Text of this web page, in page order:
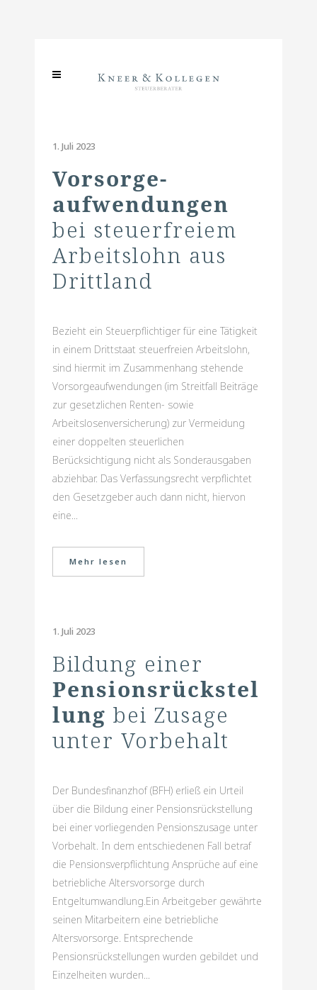
1. Juli 2023
Vorsorge­
aufwendungen
bei steuerfreiem
Arbeitslohn aus
Drittland
Bezieht ein Steuerpflichtiger für eine Tätigkeit
in einem Drittstaat steuerfreien Arbeitslohn,
sind hiermit im Zusammenhang stehende
Vorsorgeaufwendungen (im Streitfall Beiträge
zur gesetzlichen Renten- sowie
Arbeitslosenversicherung) zur Vermeidung
einer doppelten steuerlichen
Berücksichtigung nicht als Sonderausgaben
abziehbar. Das Verfassungsrecht verpflichtet
den Gesetzgeber auch dann nicht, hiervon
eine...
Mehr lesen
1. Juli 2023
Bildung einer
Pensionsrückstel
lung bei Zusage
unter Vorbehalt
Der Bundesfinanzhof (BFH) erließ ein Urteil
über die Bildung einer Pensionsrückstellung
bei einer vorliegenden Pensionszusage unter
Vorbehalt. In dem entschiedenen Fall betraf
die Pensionsverpflichtung Ansprüche auf eine
betriebliche Altersvorsorge durch
Entgeltumwandlung.Ein Arbeitgeber gewährte
seinen Mitarbeitern eine betriebliche
Altersvorsorge. Entsprechende
Pensionsrückstellungen wurden gebildet und
Einzelheiten wurden...